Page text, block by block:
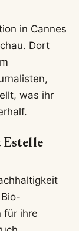
in Cannes
Dort
was ihr
Estelle
für ihre